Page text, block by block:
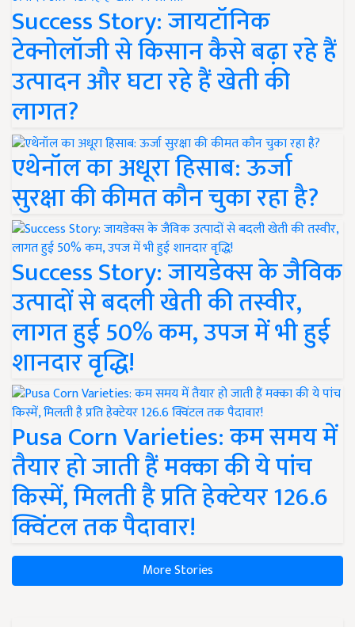
Success Story: जायटॉनिक
टेक्नोलॉजी से किसान कैसे बढ़ा रहे हैं
उत्पादन और घटा रहे हैं खेती की
लागत?
एथेनॉल का अधूरा हिसाब: ऊर्जा
सुरक्षा की कीमत कौन चुका रहा है?
Success Story: जायडेक्स के जैविक
उत्पादों से बदली खेती की तस्वीर,
लागत हुई 50% कम, उपज में भी हुई
शानदार वृद्धि!
Pusa Corn Varieties: कम समय में
तैयार हो जाती हैं मक्का की ये पांच
किस्में, मिलती है प्रति हेक्टेयर 126.6
क्विंटल तक पैदावार!
More Stories